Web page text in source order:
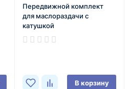
Передвижной комплект
для маслораздачи с
катушкой
В корзину